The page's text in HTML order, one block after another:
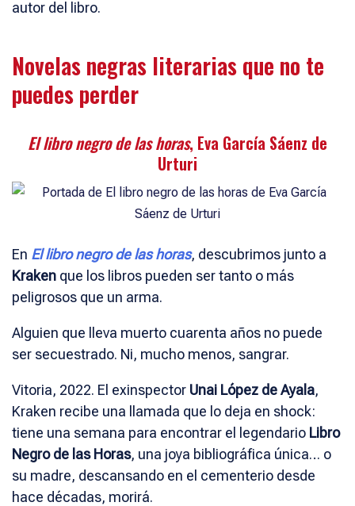
autor del libro.
Novelas negras literarias que no te
puedes perder
El libro negro de las horas, Eva García Sáenz de
Urturi
En El libro negro de las horas, descubrimos junto a
Kraken que los libros pueden ser tanto o más
peligrosos que un arma.
Alguien que lleva muerto cuarenta años no puede
ser secuestrado. Ni, mucho menos, sangrar.
Vitoria, 2022. El exinspector Unai López de Ayala,
Kraken recibe una llamada que lo deja en shock:
tiene una semana para encontrar el legendario Libro
Negro de las Horas, una joya bibliográfica única… o
su madre, descansando en el cementerio desde
hace décadas, morirá.